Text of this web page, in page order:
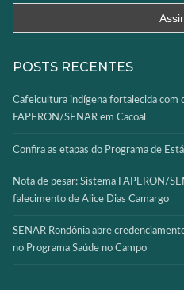
POSTS RECENTES
Cafeicultura indígena fortalecida com
FAPERON/SENAR em Cacoal
Confira as etapas do Programa de
Nota de pesar: Sistema FAPERON/
falecimento de Alice Dias Camargo
SENAR Rondônia abre
no Programa Saúde no Campo